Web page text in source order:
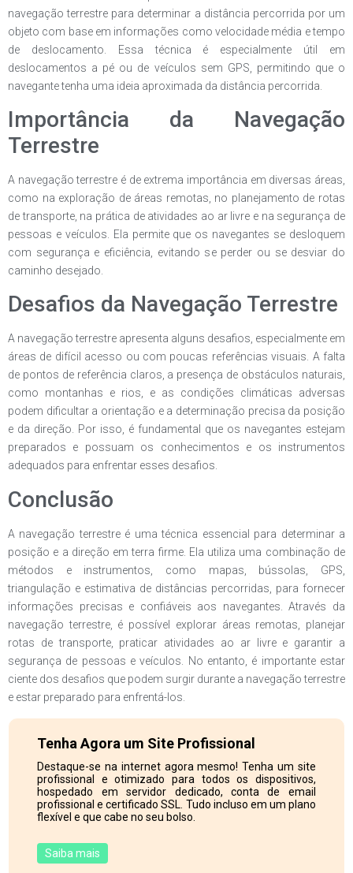
navegação terrestre para determinar a distância percorrida por um
objeto com base em informações como velocidade média e tempo
de deslocamento. Essa técnica é especialmente útil em
deslocamentos a pé ou de veículos sem GPS, permitindo que o
navegante tenha uma ideia aproximada da distância percorrida.
Importância da Navegação
Terrestre
A navegação terrestre é de extrema importância em diversas áreas,
como na exploração de áreas remotas, no planejamento de rotas
de transporte, na prática de atividades ao ar livre e na segurança de
pessoas e veículos. Ela permite que os navegantes se desloquem
com segurança e eficiência, evitando se perder ou se desviar do
caminho desejado.
Desafios da Navegação Terrestre
A navegação terrestre apresenta alguns desafios, especialmente em
áreas de difícil acesso ou com poucas referências visuais. A falta
de pontos de referência claros, a presença de obstáculos naturais,
como montanhas e rios, e as condições climáticas adversas
podem dificultar a orientação e a determinação precisa da posição
e da direção. Por isso, é fundamental que os navegantes estejam
preparados e possuam os conhecimentos e os instrumentos
adequados para enfrentar esses desafios.
Conclusão
A navegação terrestre é uma técnica essencial para determinar a
posição e a direção em terra firme. Ela utiliza uma combinação de
métodos e instrumentos, como mapas, bússolas, GPS,
triangulação e estimativa de distâncias percorridas, para fornecer
informações precisas e confiáveis aos navegantes. Através da
navegação terrestre, é possível explorar áreas remotas, planejar
rotas de transporte, praticar atividades ao ar livre e garantir a
segurança de pessoas e veículos. No entanto, é importante estar
ciente dos desafios que podem surgir durante a navegação terrestre
e estar preparado para enfrentá-los.
Tenha Agora um Site Profissional
Destaque-se na internet agora mesmo! Tenha um site
profissional e otimizado para todos os dispositivos,
hospedado em servidor dedicado, conta de email
profissional e certificado SSL. Tudo incluso em um plano
flexível e que cabe no seu bolso.
Saiba mais